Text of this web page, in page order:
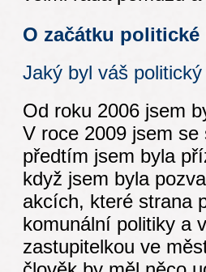
O začátku politické
Jaký byl váš
Od roku 2006 jsem
V roce 2009 jsem
předtím jsem byla
když jsem byla
akcích, které strana
komunální politiky a
zastupitelkou ve